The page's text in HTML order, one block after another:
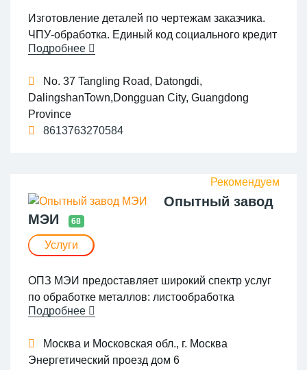
Наши услуги: •токарная обработка на
шестишпиндельных автоматах; •обработка на
токарных автоматах продольного точения
•фрезерная обработка металла; •плазменная и
газовая резка; •сварочно‑сборочные работы с
покраской; •гибка металла; •разработка
чертежей по техническому заданию;
Изготовление деталей по чертежам заказчика.
ЧПУ-обработка. Единый код социального кредит
а (ЕКСК) 91440300MA5DKQN479
Подробнее
No. 37 Tangling Road, Datongdi,
DalingshanTown,Dongguan City, Guangdong
Province
8613763270584
Опытный завод
МЭИ
68
Услуги
ОПЗ МЭИ предоставляет широкий спектр услуг
по обработке металлов: листообработка
(раскрой, пробивка или вырубка/резка внешних
перфорация, гибка и т.д.); токарная обработка,
фрезерная обработка, шлифование; сварка
Подробнее
Москва и Московская обл., г. Москва
Энергетический проезд дом 6